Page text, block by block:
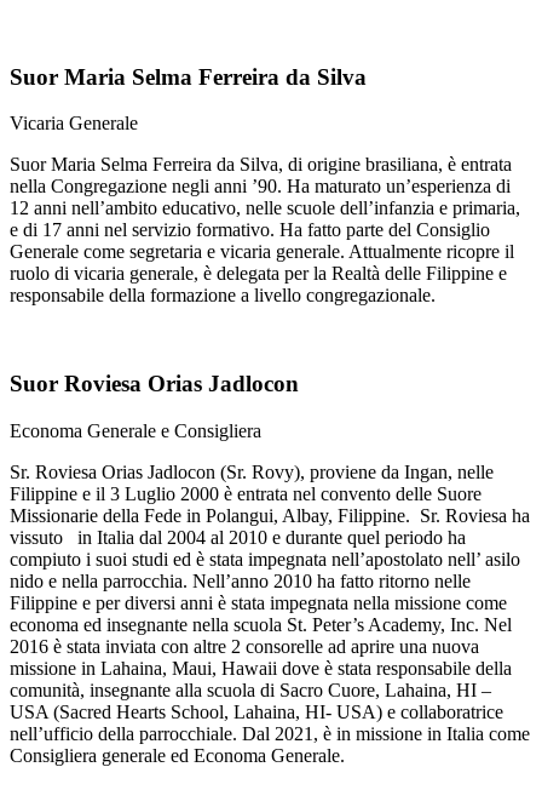
Suor Maria Selma Ferreira da Silva
Vicaria Generale
Suor Maria Selma Ferreira da Silva, di origine brasiliana, è entrata
nella Congregazione negli anni ’90. Ha maturato un’esperienza di
12 anni nell’ambito educativo, nelle scuole dell’infanzia e primaria,
e di 17 anni nel servizio formativo. Ha fatto parte del Consiglio
Generale come segretaria e vicaria generale. Attualmente ricopre il
ruolo di vicaria generale, è delegata per la Realtà delle Filippine e
responsabile della formazione a livello congregazionale.
Suor Roviesa Orias Jadlocon
Economa Generale e Consigliera
Sr. Roviesa Orias Jadlocon (Sr. Rovy), proviene da Ingan, nelle
Filippine e il 3 Luglio 2000 è entrata nel convento delle Suore
Missionarie della Fede in Polangui, Albay, Filippine. Sr. Roviesa ha
vissuto in Italia dal 2004 al 2010 e durante quel periodo ha
compiuto i suoi studi ed è stata impegnata nell’apostolato nell’ asilo
nido e nella parrocchia. Nell’anno 2010 ha fatto ritorno nelle
Filippine e per diversi anni è stata impegnata nella missione come
economa ed insegnante nella scuola St. Peter’s Academy, Inc. Nel
2016 è stata inviata con altre 2 consorelle ad aprire una nuova
missione in Lahaina, Maui, Hawaii dove è stata responsabile della
comunità, insegnante alla scuola di Sacro Cuore, Lahaina, HI –
USA (Sacred Hearts School, Lahaina, HI- USA) e collaboratrice
nell’ufficio della parrocchiale. Dal 2021, è in missione in Italia come
Consigliera generale ed Economa Generale.